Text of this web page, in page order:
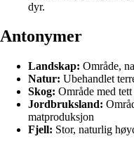
dyr.
Antonymer
Landskap: Område,
Natur: Ubehandlet
Skog: Område med
Jordbruksland:
matproduksjon
Fjell: Stor, naturlig